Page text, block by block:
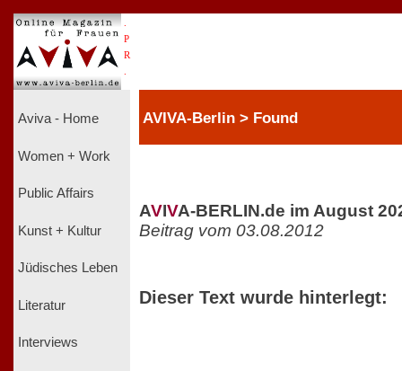
P
R
Aviva - Home
Women + Work
Public Affairs
Kunst + Kultur
Jüdisches Leben
Literatur
Interviews
AVIVA-Berlin > Found
AVIVA-BERLIN.de im August
Beitrag vom 03.08.2012
Dieser Text wurde hinterlegt: